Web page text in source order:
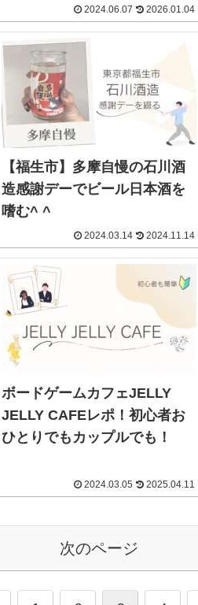
2024.06.07 2026.01.04
【福生市】多摩自慢の石川酒
造感謝デーでビール日本酒を
嗜む^ ^
2024.03.14 2024.11.14
ボードゲームカフェJELLY
JELLY CAFEレポ！初心者お
ひとりでもカップルでも！
2024.03.05 2025.04.11
次のページ